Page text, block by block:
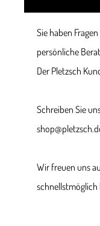
Sie haben
persönliche
Der Pletzsch
Schreiben Sie
Wir freuen uns
schnellstmöglich